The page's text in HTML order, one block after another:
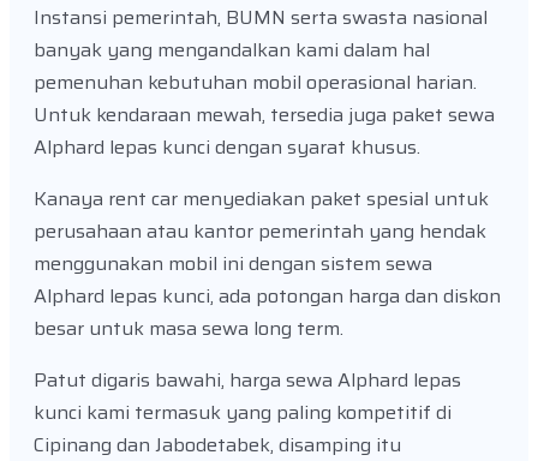
Instansi pemerintah, BUMN serta swasta nasional
banyak yang mengandalkan kami dalam hal
pemenuhan kebutuhan mobil operasional harian.
Untuk kendaraan mewah, tersedia juga paket sewa
Alphard lepas kunci dengan syarat khusus.
Kanaya rent car menyediakan paket spesial untuk
perusahaan atau kantor pemerintah yang hendak
menggunakan mobil ini dengan sistem sewa
Alphard lepas kunci, ada potongan harga dan diskon
besar untuk masa sewa long term.
Patut digaris bawahi, harga sewa Alphard lepas
kunci kami termasuk yang paling kompetitif di
Cipinang dan Jabodetabek, disamping itu